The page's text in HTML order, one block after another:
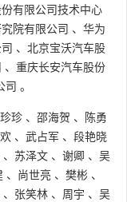
份有限公司技术中心
院有限公司 、 华为
、 北京宝沃汽车股
、 重庆长安汽车股份
司 。
珍 、 邵海贺 、
陈勇
、 武占军 、 段艳晓
、 苏泽文 、 谢卿 、 吴
、 尚世亮 、 樊彬 、
、 张笑林 、 周宇 、 吴